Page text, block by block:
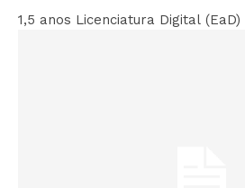
1,5 anos Licenciatura Digital (EaD)